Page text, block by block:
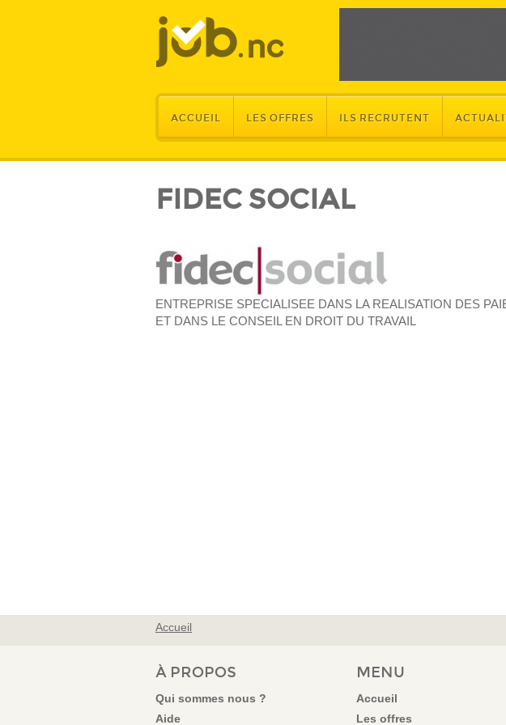
ACCUEIL LES OFFRES ILS RECRUTENT
FIDEC SOCIAL
ENTREPRISE SPECIALISEE DANS LA REALISATION DES
ET DANS LE CONSEIL EN DROIT DU TRAVAIL
VOUS ÊTES ICI
Accueil
À PROPOS
Qui sommes nous ?
Aide
MENU
Accueil
Les offres